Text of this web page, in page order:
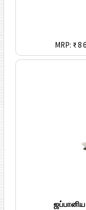
MRP: ₹ 8